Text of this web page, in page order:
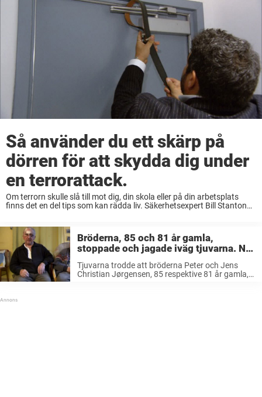
Så använder du ett skärp på
dörren för att skydda dig under
en terrorattack.
Om terrorn skulle slå till mot dig, din skola eller på din arbetsplats
finns det en del tips som kan rädda liv. Säkerhetsexpert Bill Stanton
Bröderna, 85 och 81 år gamla,
stoppade och jagade iväg tjuvarna. Nu
Tjuvarna trodde att bröderna Peter och Jens
Christian Jørgensen, 85 respektive 81 år gamla,